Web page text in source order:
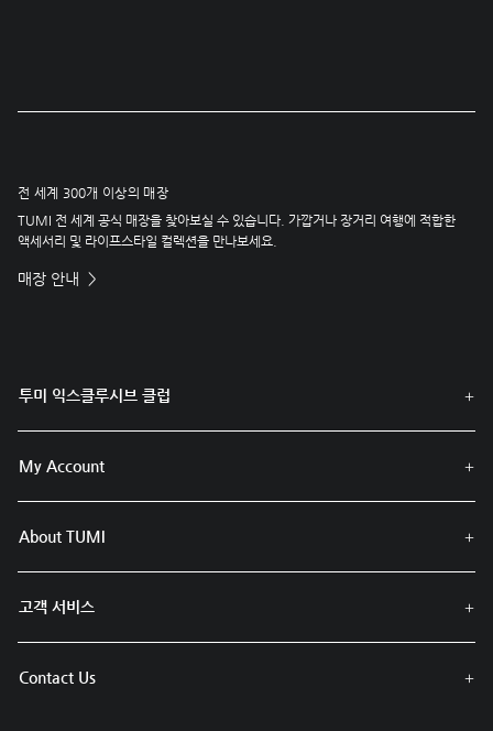
전 세계 300개 이상의 매장
TUMI 전 세계 공식 매장을 찾아보실 수 있습니다. 가깝거나 장거리 여행에 적합한
액세서리 및 라이프스타일 컬렉션을 만나보세요.
매장 안내
투미 익스클루시브 클럽
My Account
About TUMI
고객 서비스
Contact Us